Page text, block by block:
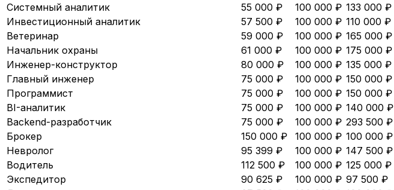
Системный аналитик
55 000 ₽ 100 000 ₽ 133 000 ₽
Инвестиционный аналитик
57 500 ₽ 100 000 ₽ 110 000 ₽
Ветеринар
59 000 ₽ 100 000 ₽ 165 000 ₽
Начальник охраны
61 000 ₽ 100 000 ₽ 175 000 ₽
Инженер-конструктор
80 000 ₽ 100 000 ₽ 135 000 ₽
Главный инженер
75 000 ₽ 100 000 ₽ 150 000 ₽
Программист
75 000 ₽ 100 000 ₽ 150 000 ₽
BI-аналитик
75 000 ₽ 100 000 ₽ 140 000 ₽
Backend-разработчик
75 000 ₽ 100 000 ₽ 293 500 ₽
Брокер
150 000 ₽ 100 000 ₽ 100 000 ₽
Невролог
95 399 ₽ 100 000 ₽ 147 500 ₽
Водитель
112 500 ₽ 100 000 ₽ 125 000 ₽
Экспедитор
90 625 ₽ 100 000 ₽ 97 500 ₽